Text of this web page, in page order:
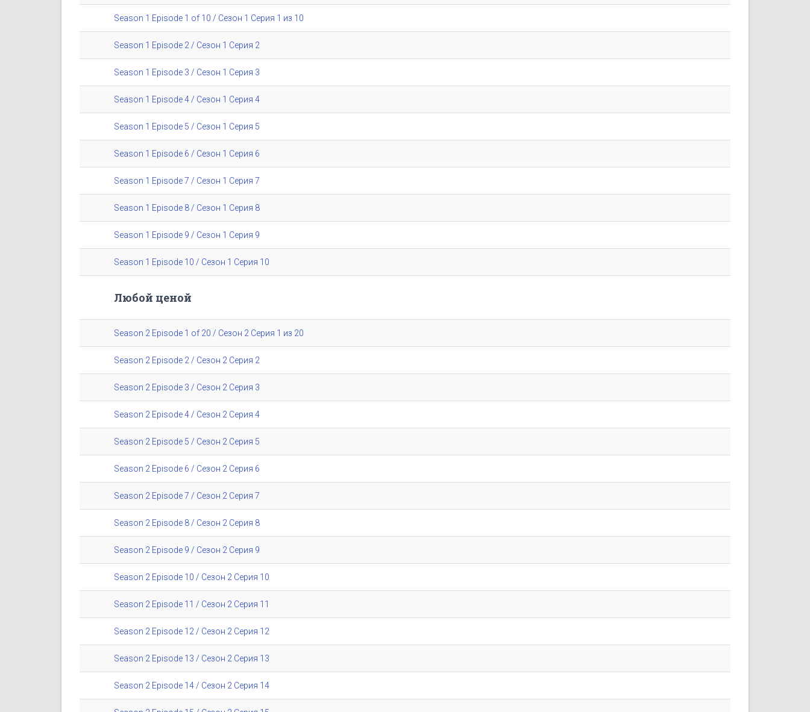
Season 1 Episode 1 of 10 / Сезон 1 Серия 1 из 10
Season 1 Episode 2 / Сезон 1 Серия 2
Season 1 Episode 3 / Сезон 1 Серия 3
Season 1 Episode 4 / Сезон 1 Серия 4
Season 1 Episode 5 / Сезон 1 Серия 5
Season 1 Episode 6 / Сезон 1 Серия 6
Season 1 Episode 7 / Сезон 1 Серия 7
Season 1 Episode 8 / Сезон 1 Серия 8
Season 1 Episode 9 / Сезон 1 Серия 9
Season 1 Episode 10 / Сезон 1 Серия 10
Любой ценой
Season 2 Episode 1 of 20 / Сезон 2 Серия 1 из 20
Season 2 Episode 2 / Сезон 2 Серия 2
Season 2 Episode 3 / Сезон 2 Серия 3
Season 2 Episode 4 / Сезон 2 Серия 4
Season 2 Episode 5 / Сезон 2 Серия 5
Season 2 Episode 6 / Сезон 2 Серия 6
Season 2 Episode 7 / Сезон 2 Серия 7
Season 2 Episode 8 / Сезон 2 Серия 8
Season 2 Episode 9 / Сезон 2 Серия 9
Season 2 Episode 10 / Сезон 2 Серия 10
Season 2 Episode 11 / Сезон 2 Серия 11
Season 2 Episode 12 / Сезон 2 Серия 12
Season 2 Episode 13 / Сезон 2 Серия 13
Season 2 Episode 14 / Сезон 2 Серия 14